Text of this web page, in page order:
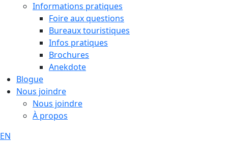
Informations pratiques
Foire aux questions
Bureaux touristiques
Infos pratiques
Brochures
Anekdote
Blogue
Nous joindre
Nous joindre
À propos
EN